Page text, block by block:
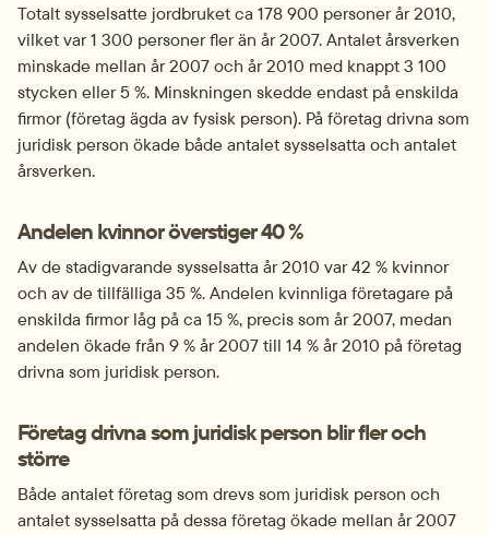
Totalt sysselsatte jordbruket ca 178 900 personer år 2010,
vilket var 1 300 personer fler än år 2007. Antalet årsverken
minskade mellan år 2007 och år 2010 med knappt 3 100
stycken eller 5 %. Minskningen skedde endast på enskilda
firmor (företag ägda av fysisk person). På företag drivna som
juridisk person ökade både antalet sysselsatta och antalet
årsverken.
Andelen kvinnor överstiger 40 %
Av de stadigvarande sysselsatta år 2010 var 42 % kvinnor
och av de tillfälliga 35 %. Andelen kvinnliga företagare på
enskilda firmor låg på ca 15 %, precis som år 2007, medan
andelen ökade från 9 % år 2007 till 14 % år 2010 på företag
drivna som juridisk person.
Företag drivna som juridisk person blir fler och
större
Både antalet företag som drevs som juridisk person och
antalet sysselsatta på dessa företag ökade mellan år 2007